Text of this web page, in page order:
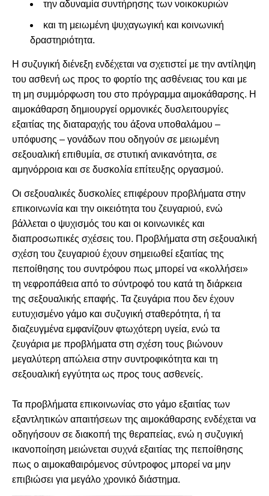
την αδυναμία συντήρησης των νοικοκυριών
και τη μειωμένη ψυχαγωγική και κοινωνική
δραστηριότητα.
Η συζυγική διένεξη ενδέχεται να σχετιστεί με την αντίληψη
του ασθενή ως προς το φορτίο της ασθένειας του και με
τη μη συμμόρφωση του στο πρόγραμμα αιμοκάθαρσης. Η
αιμοκάθαρση δημιουργεί ορμονικές δυσλειτουργίες
εξαιτίας της διαταραχής του άξονα υποθαλάμου –
υπόφυσης – γονάδων που οδηγούν σε μειωμένη
σεξουαλική επιθυμία, σε στυτική ανικανότητα, σε
αμηνόρροια και σε δυσκολία επίτευξης οργασμού.
Οι σεξουαλικές δυσκολίες επιφέρουν προβλήματα στην
επικοινωνία και την οικειότητα του ζευγαριού, ενώ
βάλλεται ο ψυχισμός του και οι κοινωνικές και
διαπροσωπικές σχέσεις του. Προβλήματα στη σεξουαλική
σχέση του ζευγαριού έχουν σημειωθεί εξαιτίας της
πεποίθησης του συντρόφου πως μπορεί να «κολλήσει»
τη νεφροπάθεια από το σύντροφό του κατά τη διάρκεια
της σεξουαλικής επαφής. Τα ζευγάρια που δεν έχουν
ευτυχισμένο γάμο και συζυγική σταθερότητα, ή τα
διαζευγμένα εμφανίζουν φτωχότερη υγεία, ενώ τα
ζευγάρια με προβλήματα στη σχέση τους βιώνουν
μεγαλύτερη απώλεια στην συντροφικότητα και τη
σεξουαλική εγγύτητα ως προς τους ασθενείς.
Τα προβλήματα επικοινωνίας στο γάμο εξαιτίας των
εξαντλητικών απαιτήσεων της αιμοκάθαρσης ενδέχεται να
οδηγήσουν σε διακοπή της θεραπείας, ενώ η συζυγική
ικανοποίηση μειώνεται συχνά εξαιτίας της πεποίθησης
πως ο αιμοκαθαιρόμενος σύντροφος μπορεί να μην
επιβιώσει για μεγάλο χρονικό διάστημα.